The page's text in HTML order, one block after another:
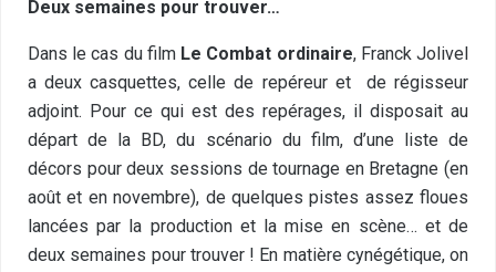
Deux semaines pour trouver…
Dans le cas du film Le Combat ordinaire, Franck Jolivel
a deux casquettes, celle de repéreur et de régisseur
adjoint. Pour ce qui est des repérages, il disposait au
départ de la BD, du scénario du film, d’une liste de
décors pour deux sessions de tournage en Bretagne (en
août et en novembre), de quelques pistes assez floues
lancées par la production et la mise en scène… et de
deux semaines pour trouver ! En matière cynégétique, on